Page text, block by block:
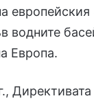
водните
Европа.